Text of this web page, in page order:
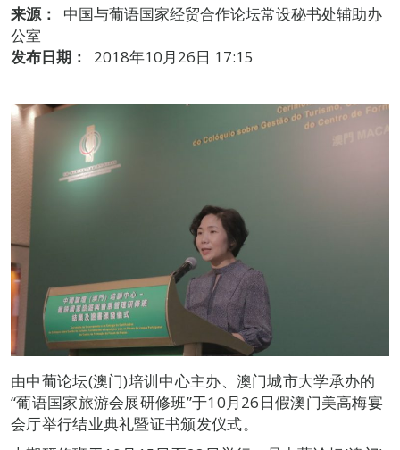
来源：
中国与葡语国家经贸合作论坛常设秘书处辅助办
公室
发布日期：
2018年10月26日 17:15
由中葡论坛(澳门)培训中心主办、澳门城市大学承办的
“葡语国家旅游会展研修班”于10月26日假澳门美高梅宴
会厅举行结业典礼暨证书颁发仪式。